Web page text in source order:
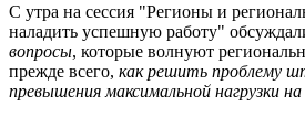
С утра на сессия "Регионы и
наладить успешную работу"
вопросы, которые волнуют
прежде всего, как решить проблему
превышения максимальной нагрузки на